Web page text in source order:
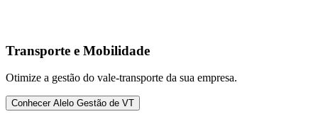
Transporte e Mobilidade
Otimize a gestão do vale-transporte da sua empresa.
Conhecer Alelo Gestão de VT